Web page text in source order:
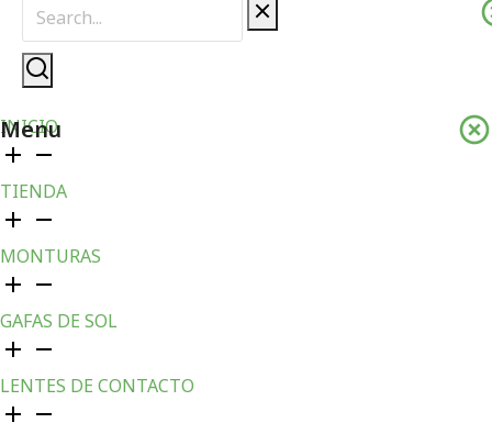
Menu
INICIO
TIENDA
MONTURAS
GAFAS DE SOL
LENTES DE CONTACTO